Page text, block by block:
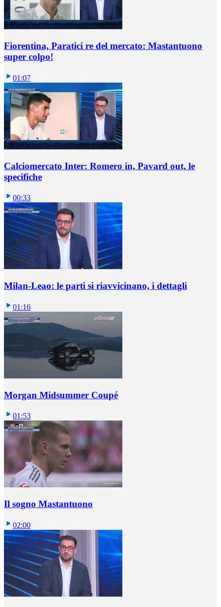
Fiorentina, Paratici re del mercato: Mastantuono
super colpo!
01:07
Calciomercato Inter: Romero in, Pavard out, le
specifiche
00:33
Milan-Leao: le parti si riavvicinano, i dettagli
01:16
Morgan Midsummer Coupé
01:53
Il sogno Mastantuono
02:00